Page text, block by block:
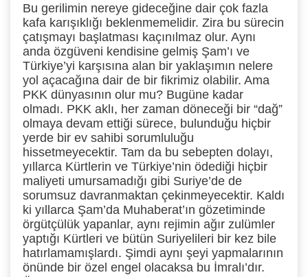
Bu gerilimin nereye gideceğine dair çok fazla
kafa karışıklığı beklenmemelidir. Zira bu sürecin
çatışmayı başlatması kaçınılmaz olur. Aynı
anda özgüveni kendisine gelmiş Şam’ı ve
Türkiye’yi karşısına alan bir yaklaşımın nelere
yol açacağına dair de bir fikrimiz olabilir. Ama
PKK dünyasının olur mu? Bugüne kadar
olmadı. PKK aklı, her zaman döneceği bir “dağ”
olmaya devam ettiği sürece, bulunduğu hiçbir
yerde bir ev sahibi sorumluluğu
hissetmeyecektir. Tam da bu sebepten dolayı,
yıllarca Kürtlerin ve Türkiye’nin ödediği hiçbir
maliyeti umursamadığı gibi Suriye’de de
sorumsuz davranmaktan çekinmeyecektir. Kaldı
ki yıllarca Şam’da Muhaberat’ın gözetiminde
örgütçülük yapanlar, aynı rejimin ağır zulümler
yaptığı Kürtleri ve bütün Suriyelileri bir kez bile
hatırlamamışlardı. Şimdi aynı şeyi yapmalarının
önünde bir özel engel olacaksa bu İmralı’dır.